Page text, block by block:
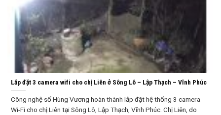
Lắp đặt 3 camera wifi cho chị Liên ở Sông Lô – Lập Thạch – Vĩnh Phúc
Công nghệ số Hùng Vương hoàn thành lắp đặt hệ thống 3 camera
Wi-Fi cho chị Liên tại Sông Lô, Lập Thạch, Vĩnh Phúc. Chị Liên, do